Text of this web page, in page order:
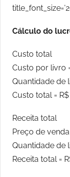
Cálculo do
Custo total
Custo por livro
Quantidade de
Custo total =
Receita total
Preço de
Quantidade de
Receita total =